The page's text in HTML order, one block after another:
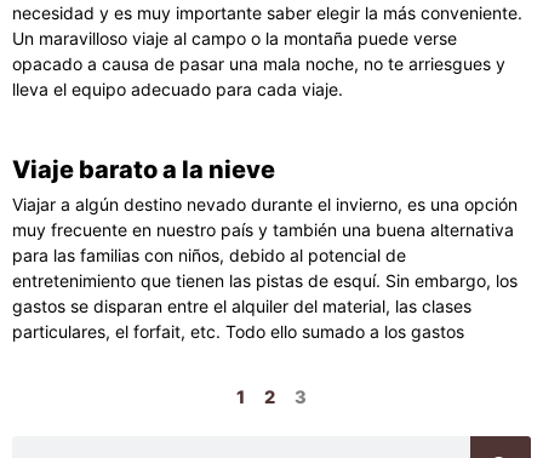
necesidad y es muy importante saber elegir la más conveniente.
Un maravilloso viaje al campo o la montaña puede verse
opacado a causa de pasar una mala noche, no te arriesgues y
lleva el equipo adecuado para cada viaje.
Viaje barato a la nieve
Viajar a algún destino nevado durante el invierno, es una opción
muy frecuente en nuestro país y también una buena alternativa
para las familias con niños, debido al potencial de
entretenimiento que tienen las pistas de esquí. Sin embargo, los
gastos se disparan entre el alquiler del material, las clases
particulares, el forfait, etc. Todo ello sumado a los gastos
1 2 3